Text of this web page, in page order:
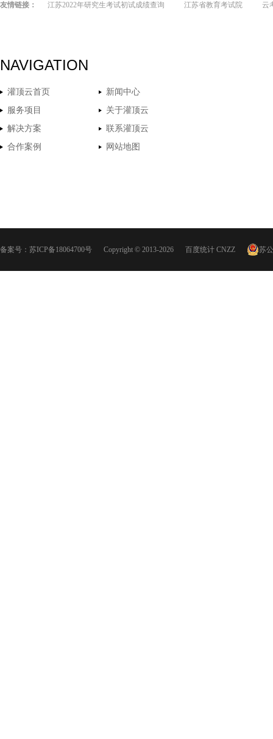
友情链接： 江苏2022年研究生考试初试成绩查询 江苏省教育考试院 云
NAVIGATION
灌顶云首页
新闻中心
服务项目
关于灌顶云
解决方案
联系灌顶云
合作案例
网站地图
备案号： 苏ICP备18064700号 Copyright © 2013-2026 百度统计 CNZZ 苏